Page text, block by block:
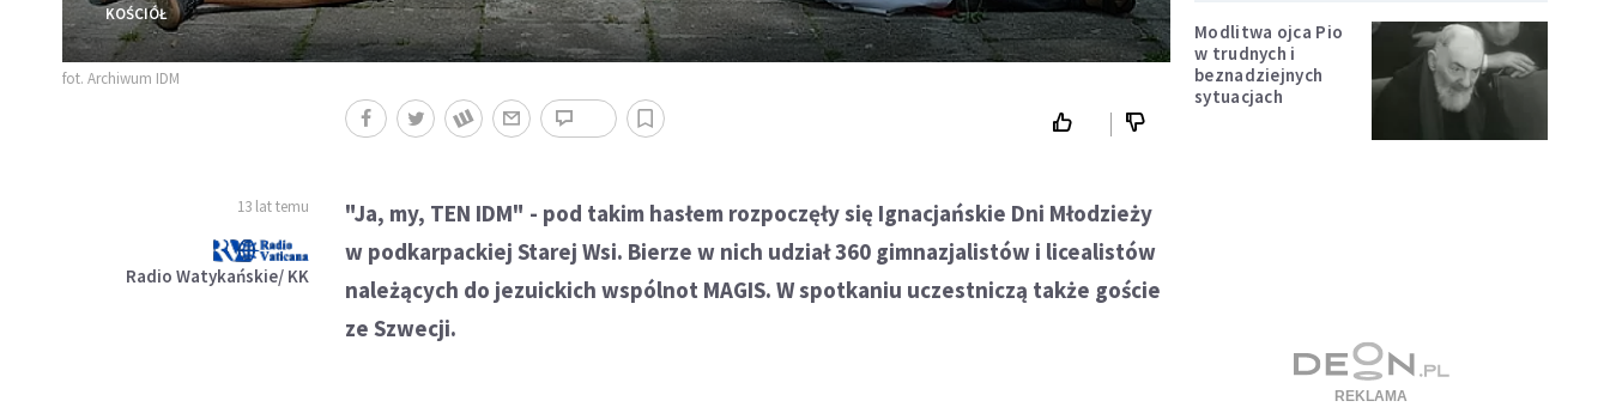
KOŚCIÓŁ
fot. Archiwum IDM
13 lat temu
Radio Watykańskie/ KK
"Ja, my, TEN IDM" - pod takim hasłem rozpoczęły się Ignacjańskie Dni Młodzieży
w podkarpackiej Starej Wsi. Bierze w nich udział 360 gimnazjalistów i licealistów
należących do jezuickich wspólnot MAGIS. W spotkaniu uczestniczą także goście
ze Szwecji.
Modlitwa ojca Pio
w trudnych i
beznadziejnych
sytuacjach